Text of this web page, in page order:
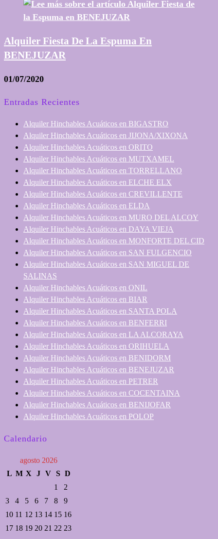
Alquiler Fiesta De La Espuma En
BENEJUZAR
01/07/2020
Entradas Recientes
Alquiler Hinchables Acuáticos en BIGASTRO
Alquiler Hinchables Acuáticos en JIJONA/XIXONA
Alquiler Hinchables Acuáticos en ORITO
Alquiler Hinchables Acuáticos en MUTXAMEL
Alquiler Hinchables Acuáticos en TORRELLANO
Alquiler Hinchables Acuáticos en ELCHE ELX
Alquiler Hinchables Acuáticos en CREVILLENTE
Alquiler Hinchables Acuáticos en ELDA
Alquiler Hinchables Acuáticos en MURO DEL ALCOY
Alquiler Hinchables Acuáticos en DAYA VIEJA
Alquiler Hinchables Acuáticos en MONFORTE DEL CID
Alquiler Hinchables Acuáticos en SAN FULGENCIO
Alquiler Hinchables Acuáticos en SAN MIGUEL DE
SALINAS
Alquiler Hinchables Acuáticos en ONIL
Alquiler Hinchables Acuáticos en BIAR
Alquiler Hinchables Acuáticos en SANTA POLA
Alquiler Hinchables Acuáticos en BENFERRI
Alquiler Hinchables Acuáticos en LA ALCORAYA
Alquiler Hinchables Acuáticos en ORIHUELA
Alquiler Hinchables Acuáticos en BENIDORM
Alquiler Hinchables Acuáticos en BENEJUZAR
Alquiler Hinchables Acuáticos en PETRER
Alquiler Hinchables Acuáticos en COCENTAINA
Alquiler Hinchables Acuáticos en BENIJOFAR
Alquiler Hinchables Acuáticos en POLOP
Calendario
agosto 2026
L M X J V S D
1
2
3
4 5 6 7 8
9
10 11 12 13 14 15 16
17 18 19 20 21 22 23